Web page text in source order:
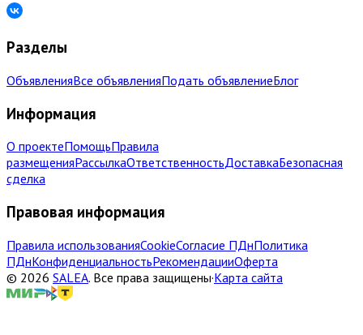
Разделы
ОбъявленияВсе объявленияПодать объявлениеБлог
Информация
О проектеПомощьПравила
размещенияРассылкаОтветственностьДоставкаБезопасная
сделка
Правовая информация
Правила использованияCookieСогласие ПДнПолитика
ПДнКонфиденциальностьРекомендацииОферта
© 2026 SALEA. Все права защищены·Карта сайта